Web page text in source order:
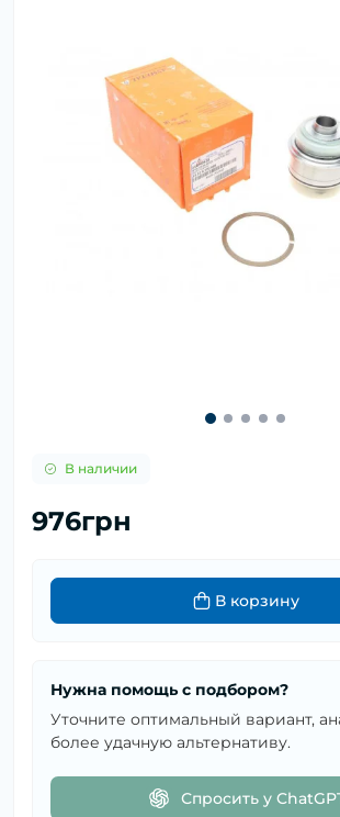
В наличии
976грн
В корзину
Нужна помощь с подбором?
Уточните оптимальный вариант,
более удачную альтернативу.
Спросить у